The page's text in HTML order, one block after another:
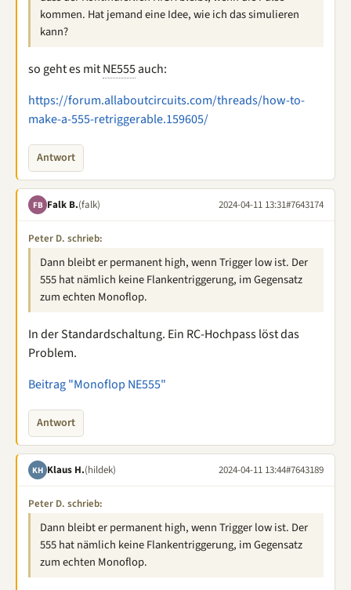
kommen. Hat jemand eine Idee, wie ich das simulieren
kann?
so geht es mitNE555auch:
https://forum.allaboutcircuits.com/threads/how-to-
make-a-555-retriggerable.159605/
Antwort
FB Falk B.(falk) 2024-04-11 13:31#7643174
Peter D. schrieb:
Dann bleibt er permanent high, wenn Trigger low ist. Der
555 hat nämlich keine Flankentriggerung, im Gegensatz
zum echten Monoflop.
In der Standardschaltung. Ein RC-Hochpass löst das
Problem.
Beitrag "Monoflop NE555"
Antwort
KH Klaus H.(hildek) 2024-04-11 13:44#7643189
Peter D. schrieb:
Dann bleibt er permanent high, wenn Trigger low ist. Der
555 hat nämlich keine Flankentriggerung, im Gegensatz
zum echten Monoflop.